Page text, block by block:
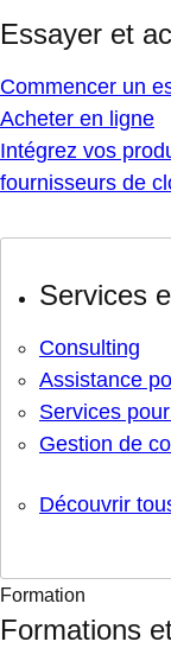
Essayer et
Commencer un
Acheter en ligne
Intégrez vos
fournisseurs de
Services
Consulting
Assistance
Services
Gestion de
Découvrir
Formation
Formations